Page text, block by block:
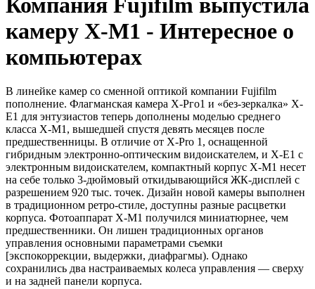
камеру Х-М1 - Интересное о
компьютерах
В линейке камер со сменной оптикой компании Fujifilm
пополнение. Флагманская камера Х-Рго1 и «без-зеркалка» Х-
Е1 для энтузиастов теперь дополнены моделью среднего
класса Х-М1, вышедшей спустя девять месяцев после
предшественницы. В отличие от Х-Pro 1, оснащенной
гибридным электронно-оптическим видоискателем, и Х-Е1 с
электронным видоискателем, компактный корпус Х-М1 несет
на себе только 3-дюймовый откидывающийся ЖК-дисплей с
разрешением 920 тыс. точек. Дизайн новой камеры выполнен
в традиционном ретро-стиле, доступны разные расцветки
корпуса. Фотоаппарат Х-М1 получился миниатюрнее, чем
предшественники. Он лишен традиционных органов
управления основными параметрами съемки
[экспокоррекции, выдержки, диафрагмы). Однако
сохранились два настраиваемых колеса управления — сверху
и на задней панели корпуса.